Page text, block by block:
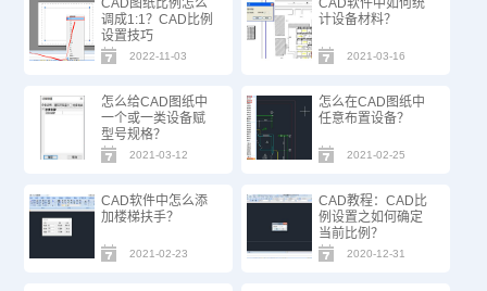
CAD图纸比例怎么
调成1:1？CAD比例
设置技巧
2022-11-03
CAD软件中如何统
计设备材料？
2021-03-16
怎么给CAD图纸中
一个或一类设备赋
型号规格？
2021-03-12
怎么在CAD图纸中
任意布置设备？
2021-02-25
CAD软件中怎么添
加楼梯扶手？
2021-02-23
CAD教程：CAD比
例设置之如何确定
当前比例？
2020-12-31